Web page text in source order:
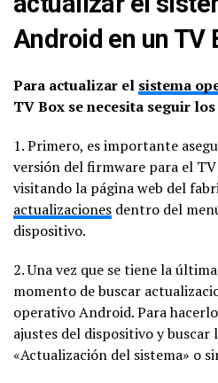
Android en un TV
Para actualizar el sistema
TV Box se necesita seguir
1. Primero, es importante
versión del firmware para el TV
visitando la página web del
actualizaciones dentro del
dispositivo.
2. Una vez que se tiene la
momento de buscar
operativo Android. Para
ajustes del dispositivo y buscar
«Actualización del sistema» o